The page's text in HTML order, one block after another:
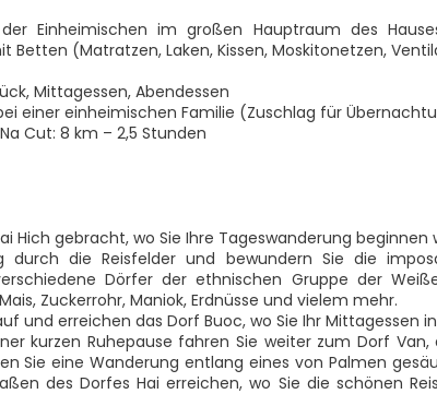
Einheimischen im großen Hauptraum des
Betten (Matratzen, Laken, Kissen, Moskitonetzen,
Mittagessen, Abendessen
einer einheimischen Familie (Zuschlag für
Cut: 8 km – 2,5 Stunden
Hich gebracht, wo Sie Ihre Tageswanderung beginnen
durch die Reisfelder und bewundern Sie die
Dörfer der ethnischen Gruppe der
Zuckerrohr, Maniok, Erdnüsse und vielem mehr.
und erreichen das Dorf Buoc, wo Sie Ihr Mittagessen
kurzen Ruhepause fahren Sie weiter zum Dorf
Sie eine Wanderung entlang eines von Palmen
des Dorfes Hai erreichen, wo Sie die schönen